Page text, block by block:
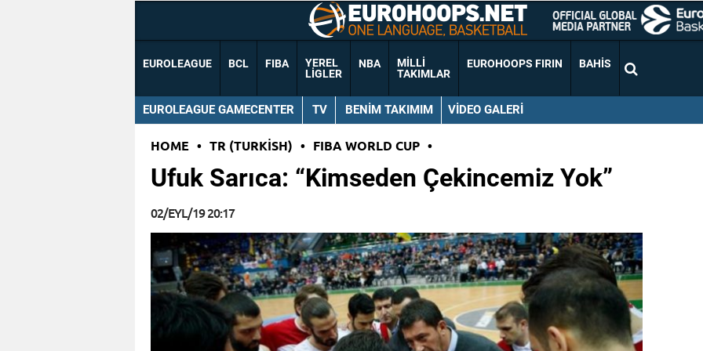
EUROLEAGUE BCL FIBA
YEREL
LIGLER
NBA
MILLI
TAKIMLAR
EUROHOOPS FIRIN BAHIS
EUROLEAGUE GAMECENTER TV BENIM TAKIMIM VIDEO GALERI
HOME • TR (TURKISH) • FIBA WORLD CUP •
Ufuk Sarıca: “Kimseden Çekincemiz Yok”
02/EYL/19 20:17